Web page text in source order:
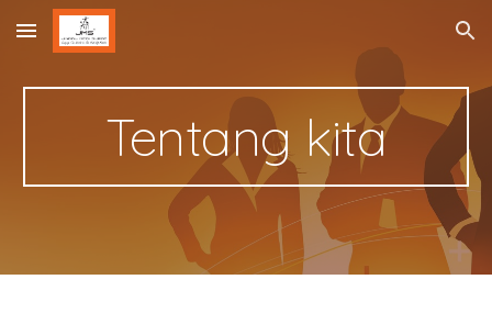
Skip to main content Skip to navigation
Tentang kita